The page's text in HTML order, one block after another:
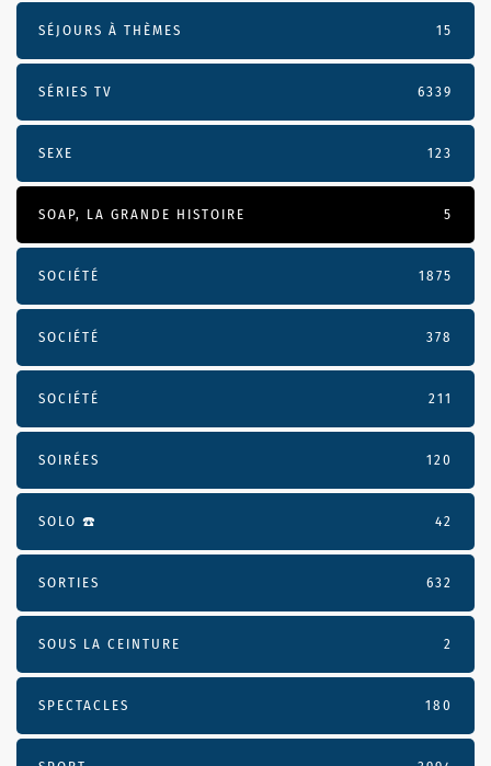
SÉJOURS À THÈMES 15
SÉRIES TV 6339
SEXE 123
SOAP, LA GRANDE HISTOIRE 5
SOCIÉTÉ 1875
SOCIÉTÉ 378
SOCIÉTÉ 211
SOIRÉES 120
SOLO ☎️ 42
SORTIES 632
SOUS LA CEINTURE 2
SPECTACLES 180